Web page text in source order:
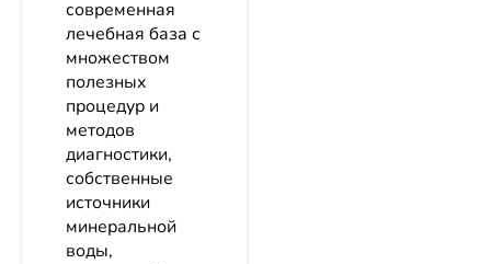
современная
лечебная база с
множеством
полезных
процедур и
методов
диагностики,
собственные
источники
минеральной
воды,